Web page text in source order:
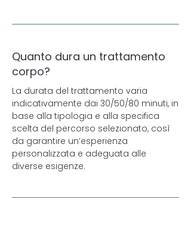
Quanto dura un trattamento
corpo?
La durata del trattamento varia
indicativamente dai 30/50/80 minuti, in
base alla tipologia e alla specifica
scelta del percorso selezionato, così
da garantire un’esperienza
personalizzata e adeguata alle
diverse esigenze.